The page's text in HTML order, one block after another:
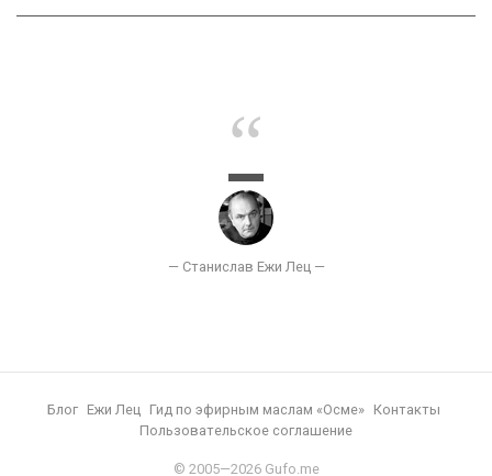
Блог Ежи Лец Гид по эфирным маслам «Осме»
Контакты
Пользовательское соглашение
© 2005—2026 Gufo.me